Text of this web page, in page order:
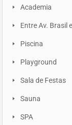
Academia
Entre Av. Brasil
Piscina
Playground
Sala de Festas
Sauna
SPA